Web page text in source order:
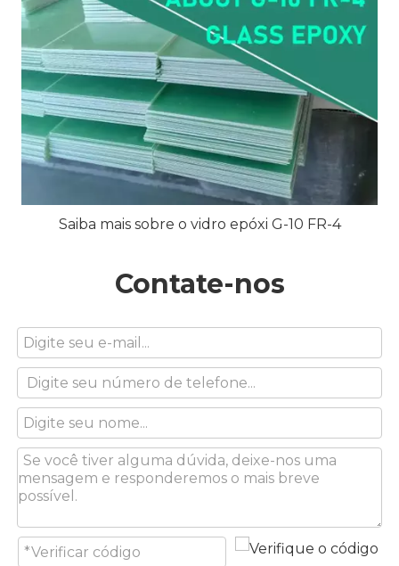
Saiba mais sobre o vidro epóxi G-10 FR-4
Contate-nos